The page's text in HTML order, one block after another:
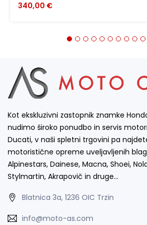
340,00 €
Kot ekskluzivni zastopnik znamke
nudimo široko ponudbo in servis
Ducati, v naši spletni trgovini pa
motoristične opreme uveljavljenih
Alpinestars, Dainese, Macna, Shoei,
Stylmartin, Akrapovič in druge…
Blatnica 3a, 1236 OIC Trzin
info@moto-as.com